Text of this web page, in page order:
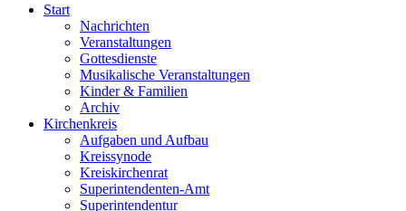
Start
Nachrichten
Veranstaltungen
Gottesdienste
Musikalische Veranstaltungen
Kinder & Familien
Archiv
Kirchenkreis
Aufgaben und Aufbau
Kreissynode
Kreiskirchenrat
Superintendenten-Amt
Superintendentur